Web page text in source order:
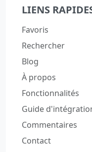
LIENS
Favoris
Rechercher
Blog
À propos
Fonctionnalités
Guide
Commentaires
Contact